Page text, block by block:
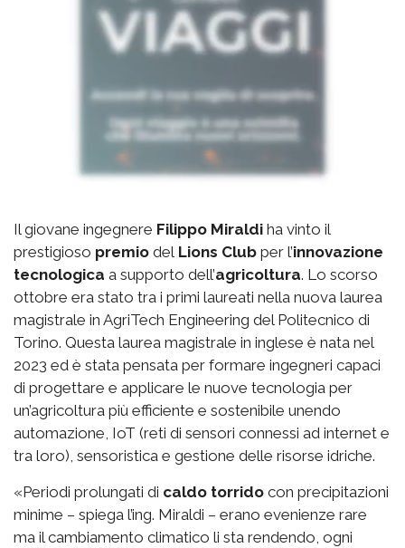
Il giovane ingegnere Filippo Miraldi ha vinto il
prestigioso premio del Lions Club per l’innovazione
tecnologica a supporto dell’agricoltura. Lo scorso
ottobre era stato tra i primi laureati nella nuova laurea
magistrale in AgriTech Engineering del Politecnico di
Torino. Questa laurea magistrale in inglese è nata nel
2023 ed è stata pensata per formare ingegneri capaci
di progettare e applicare le nuove tecnologia per
un’agricoltura più efficiente e sostenibile unendo
automazione, IoT (reti di sensori connessi ad internet e
tra loro), sensoristica e gestione delle risorse idriche.
«Periodi prolungati di caldo torrido con precipitazioni
minime – spiega l’ing. Miraldi – erano evenienze rare
ma il cambiamento climatico li sta rendendo, ogni